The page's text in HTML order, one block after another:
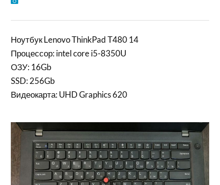
Ноутбук Lenovo ThinkPad T480 14
Процессор: intel core i5-8350U
ОЗУ: 16Gb
SSD: 256Gb
Видеокарта: UHD Graphics 620